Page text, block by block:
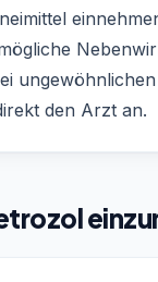
ungewöhnlichen
den Arzt an.